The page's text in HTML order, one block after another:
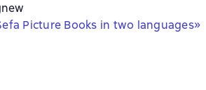
Picture Books in two languages»